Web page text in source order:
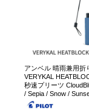
アンベル 晴雨兼用折
VERYKAL
秒速プリーツ
/ Sepia / Snow /